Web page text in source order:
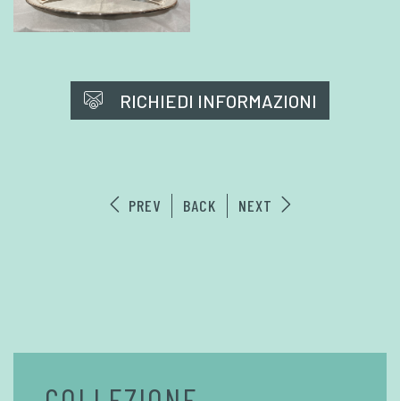
RICHIEDI INFORMAZIONI
PREV BACK NEXT